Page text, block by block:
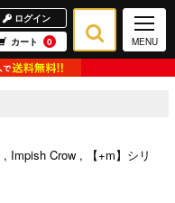
ログイン
カート
0 MENU
Impish Crow
【+m】シリ